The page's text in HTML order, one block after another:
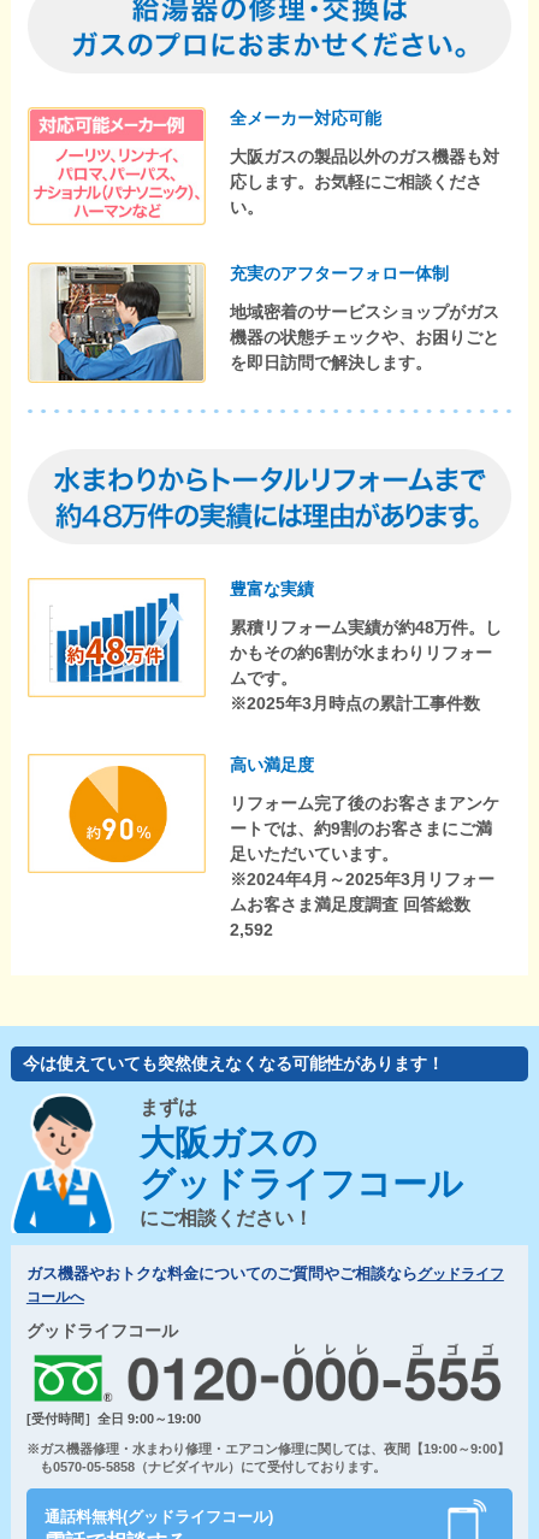
全メーカー対応可能
大阪ガスの製品以外のガス機器も対
応します。お気軽にご相談くださ
い。
充実のアフターフォロー体制
地域密着のサービスショップがガス
機器の状態チェックや、お困りごと
を即日訪問で解決します。
豊富な実績
累積リフォーム実績が約48万件。し
かもその約6割が水まわりリフォー
ムです。
※2025年3月時点の累計工事件数
高い満足度
リフォーム完了後のお客さまアンケ
ートでは、約9割のお客さまにご満
足いただいています。
※2024年4月～2025年3月リフォー
ムお客さま満足度調査 回答総数
2,592
今は使えていても突然使えなくなる可能性があります！
まずは
大阪ガスの
グッドライフコール
にご相談ください！
ガス機器やおトクな料金についてのご質問やご相談ならグッドライフ
コールへ
グッドライフコール
[受付時間］全日 9:00～19:00
※ガス機器修理・水まわり修理・エアコン修理に関しては、夜間【19:00～9:00】
も0570-05-5858（ナビダイヤル）にて受付しております。
通話料無料(グッドライフコール)